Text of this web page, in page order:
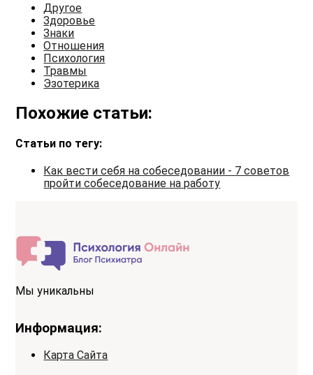
Другое
Здоровье
Знаки
Отношения
Психология
Травмы
Эзотерика
Похожие статьи:
Статьи по тегу:
Как вести себя на собеседовании - 7 советов
пройти собеседование на работу
Мы уникальны
Информация:
Карта Сайта